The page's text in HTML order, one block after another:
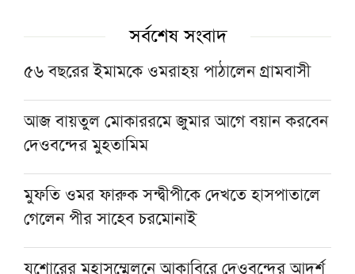
সর্বশেষ সংবাদ
৫৬ বছরের ইমামকে ওমরাহয় পাঠালেন গ্রামবাসী
আজ বায়তুল মোকাররমে জুমার আগে বয়ান করবেন
দেওবন্দের মুহতামিম
মুফতি ওমর ফারুক সন্দ্বীপীকে দেখতে হাসপাতালে
গেলেন পীর সাহেব চরমোনাই
যশোরের মহাসম্মেলনে আকাবিরে দেওবন্দের আদর্শ